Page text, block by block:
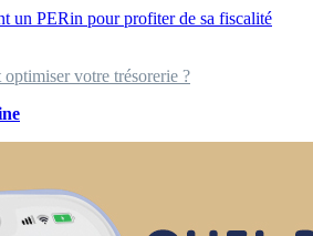
un PERin pour profiter de sa fiscalité
votre trésorerie ?